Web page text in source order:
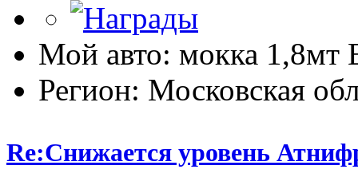
Мой авто: мокка 1,8мт
Регион: Московская
Re:Снижается уровень